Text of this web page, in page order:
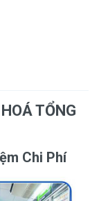
TỔNG
Chi Phí